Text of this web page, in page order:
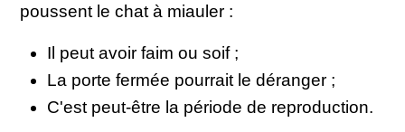
poussent le chat à miauler :
Il peut avoir faim ou soif ;
La porte fermée pourrait le déranger ;
C'est peut-être la période de reproduction.